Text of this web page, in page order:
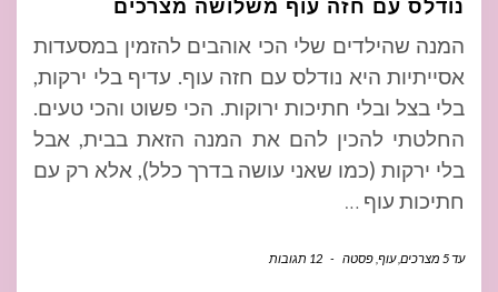
נודלס עם חזה עוף משלושה מצרכים
המנה שהילדים שלי הכי אוהבים להזמין במסעדות
אסייתיות היא נודלס עם חזה עוף. עדיף בלי ירקות,
בלי בצל ובלי חתיכות ירוקות. הכי פשוט והכי טעים.
החלטתי להכין להם את המנה הזאת בבית, אבל
בלי ירקות (כמו שאני עושה בדרך כלל), אלא רק עם
חתיכות עוף …
עד 5 מצרכים ,עוף פסטה - 12 תגובות